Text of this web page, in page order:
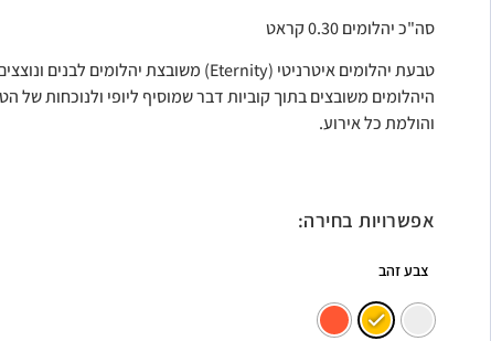
סה"כ יהלומים 0.30 קראט
היהלומים משובצים בתוך קוביות דבר שמוסיף ליופי ולנוכחות של
והולמת כל אירוע.
אפשרויות בחירה:
צבע זהב